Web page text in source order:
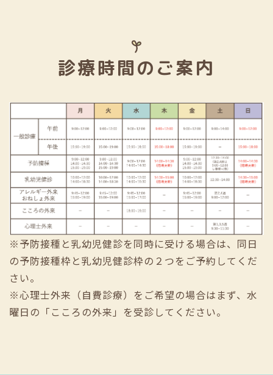
診療時間のご案内
※予防接種と乳幼児健診を同時に受ける場合は、同日
の予防接種枠と乳幼児健診枠の２つをご予約してくだ
さい。
※心理士外来（自費診療）をご希望の場合はまず、水
曜日の「こころの外来」を受診してください。